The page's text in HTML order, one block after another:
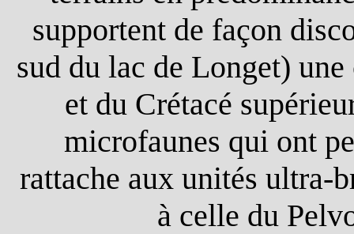
supportent de façon
sud du lac de Longet)
et du Crétacé
microfaunes qui ont
rattache aux unités ultra-
à celle du